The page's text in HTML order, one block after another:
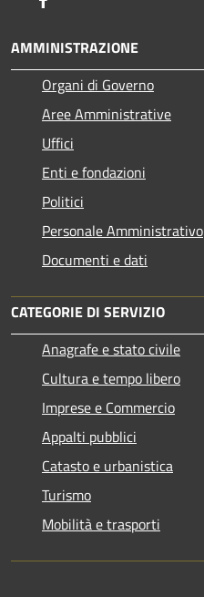
AMMINISTRAZIONE
Organi di Governo
Aree Amministrative
Uffici
Enti e fondazioni
Politici
Personale Amministrativo
Documenti e dati
CATEGORIE DI SERVIZIO
Anagrafe e stato civile
Cultura e tempo libero
Imprese e Commercio
Appalti pubblici
Catasto e urbanistica
Turismo
Mobilità e trasporti